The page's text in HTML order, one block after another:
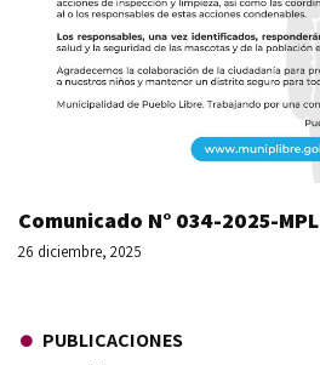
Comunicado N° 034-2025-MPL
26 diciembre, 2025
PUBLICACIONES